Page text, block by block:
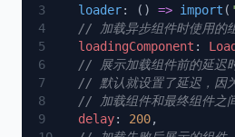
  loader
: () => import (
  loadingComponent
:
  delay
: 200